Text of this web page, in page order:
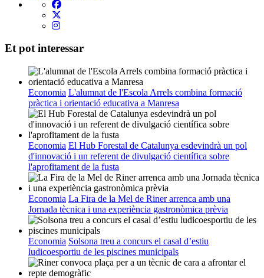
Et pot interessar
Economia L'alumnat de l'Escola Arrels combina formació
pràctica i orientació educativa a Manresa
Economia El Hub Forestal de Catalunya esdevindrà un pol
d'innovació i un referent de divulgació científica sobre
l'aprofitament de la fusta
Economia La Fira de la Mel de Riner arrenca amb una
Jornada tècnica i una experiència gastronòmica prèvia
Economia Solsona treu a concurs el casal d’estiu
ludicoesportiu de les piscines municipals